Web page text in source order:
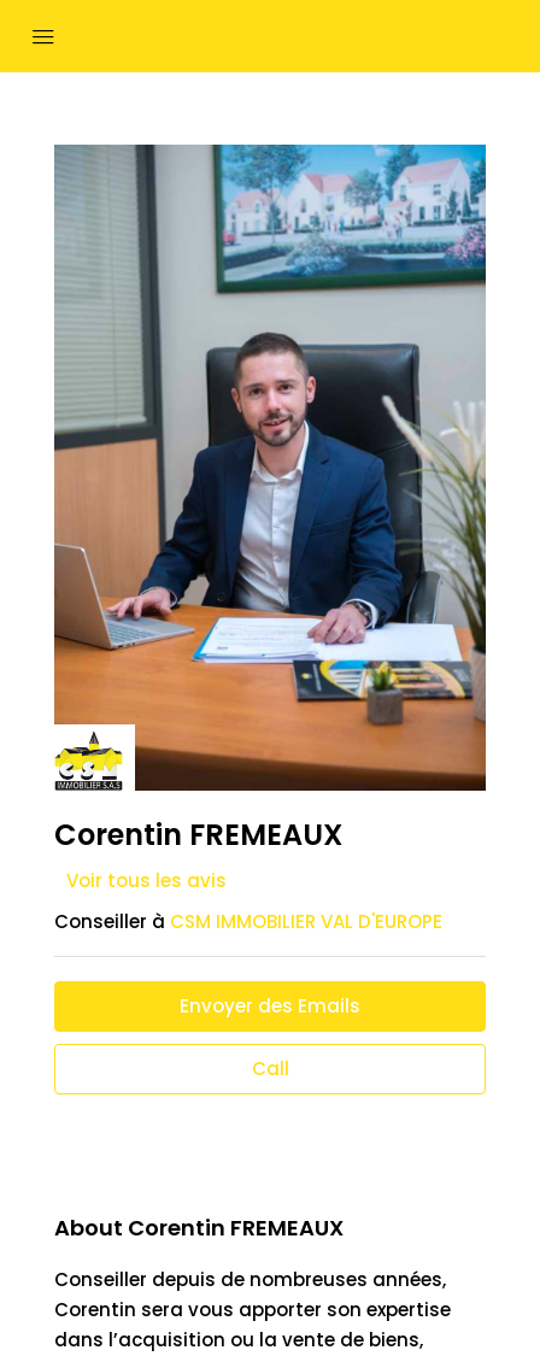
Corentin FREMEAUX
Voir tous les avis
Conseiller à CSM IMMOBILIER VAL D'EUROPE
Envoyer des Emails
Call
About Corentin FREMEAUX
Conseiller depuis de nombreuses années,
Corentin sera vous apporter son expertise
dans l’acquisition ou la vente de biens,